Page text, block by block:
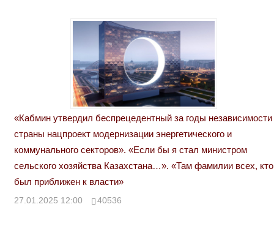
«Кабмин утвердил беспрецедентный за годы независимости
страны нацпроект модернизации энергетического и
коммунального секторов». «Если бы я стал министром
сельского хозяйства Казахстана…». «Там фамилии всех, кто
был приближен к власти»
27.01.2025 12:00 40536